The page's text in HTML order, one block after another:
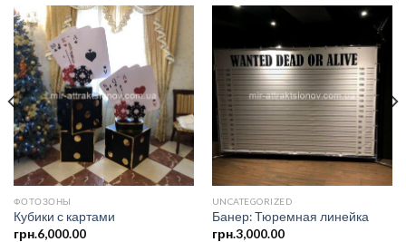
ФОТОЗОНЫ
Кубики с картами
грн.6,000.00
UNCATEGORIZED
Банер: Тюремная линейка
грн.3,000.00